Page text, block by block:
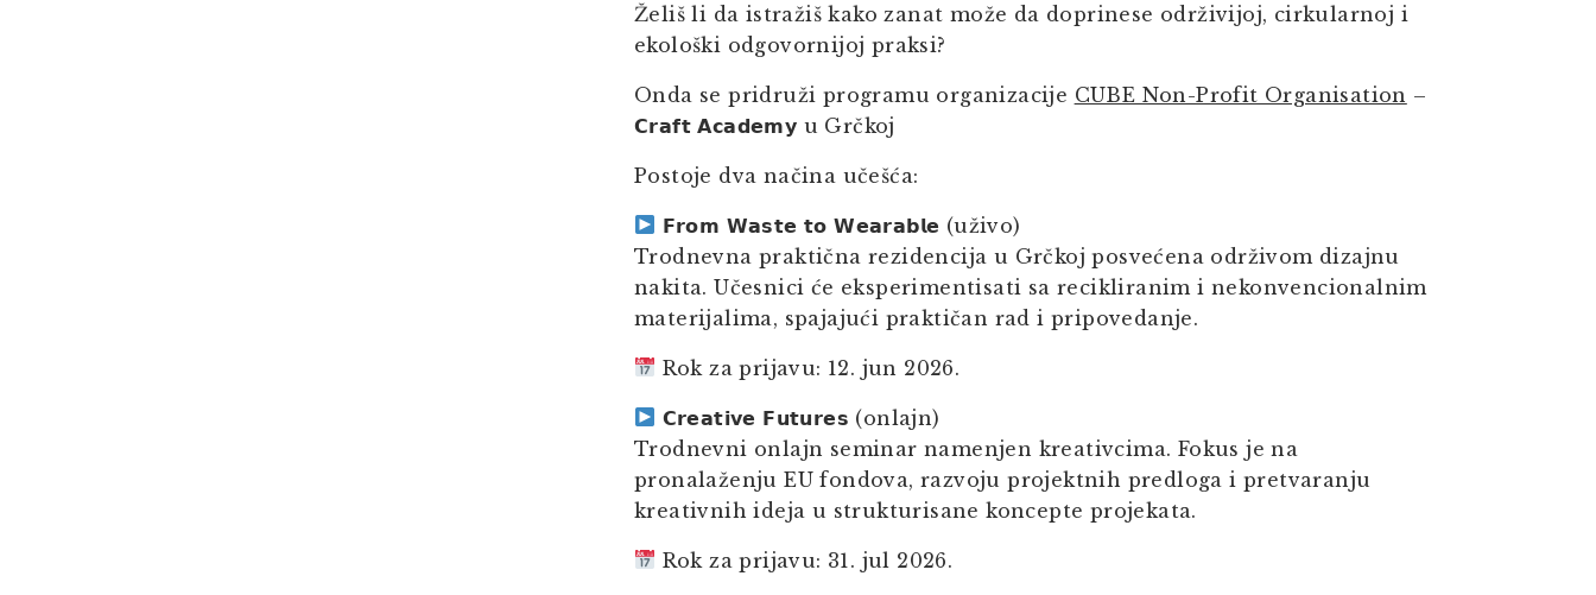
Želiš li da istražiš kako zanat može da doprinese održivijoj, cirkularnoj i
ekološki odgovornijoj praksi?
Onda se pridruži programu organizacije CUBE Non-Profit Organisation –
𝗖𝗿𝗮𝗳𝘁 𝗔𝗰𝗮𝗱𝗲𝗺𝘆 u Grčkoj
Postoje dva načina učešća:
𝗙𝗿𝗼𝗺 𝗪𝗮𝘀𝘁𝗲 𝘁𝗼 𝗪𝗲𝗮𝗿𝗮𝗯𝗹𝗲 (uživo)
Trodnevna praktična rezidencija u Grčkoj posvećena održivom dizajnu
nakita. Učesnici će eksperimentisati sa recikliranim i nekonvencionalnim
materijalima, spajajući praktičan rad i pripovedanje.
Rok za prijavu: 12. jun 2026.
𝗖𝗿𝗲𝗮𝘁𝗶𝘃𝗲 𝗙𝘂𝘁𝘂𝗿𝗲𝘀 (onlajn)
Trodnevni onlajn seminar namenjen kreativcima. Fokus je na
pronalaženju EU fondova, razvoju projektnih predloga i pretvaranju
kreativnih ideja u strukturisane koncepte projekata.
Rok za prijavu: 31. jul 2026.